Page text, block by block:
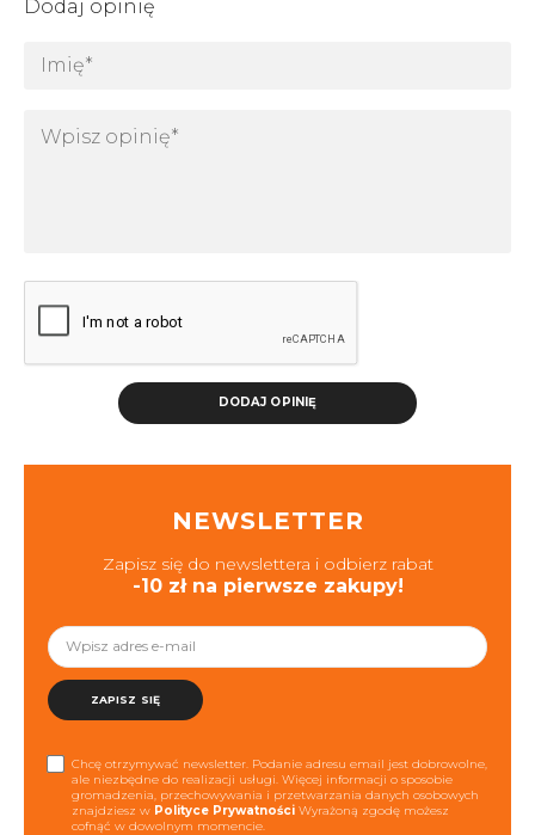
Dodaj opinię
DODAJ OPINIĘ
NEWSLETTER
Zapisz się do newslettera i odbierz rabat
-10 zł na pierwsze zakupy!
ZAPISZ SIĘ
Chcę otrzymywać newsletter. Podanie adresu email jest dobrowolne,
ale niezbędne do realizacji usługi. Więcej informacji o sposobie
gromadzenia, przechowywania i przetwarzania danych osobowych
znajdziesz w Polityce Prywatności Wyrażoną zgodę możesz
cofnąć w dowolnym momencie.